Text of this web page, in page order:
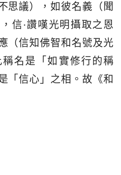
思議），如彼名義（聞
信·讚嘆光明攝取之恩
（信知佛智和名號及光
名是「如實修行的稱
「信心」之相。故《和